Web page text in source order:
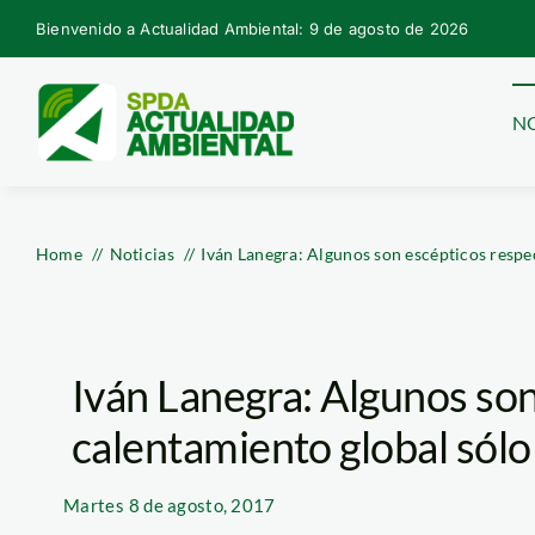
Skip
to
content
Bienvenido a Actualidad Ambiental: 9 de agosto de 2026
Home Noticias Iván Lanegra: Algunos son escépticos
Iván Lanegra: Algunos
calentamiento global
Martes 8 de agosto, 2017